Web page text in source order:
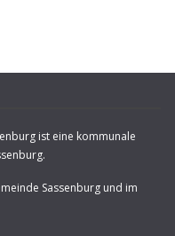
ist eine kommunale
Sassenburg und im